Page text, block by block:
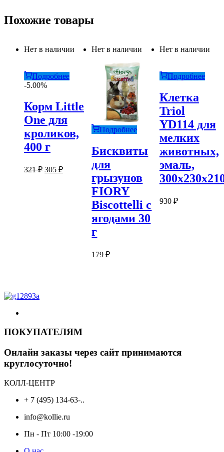
Похожие товары
Нет в наличии
Подробнее
-5.00%
Корм Little
One для
кроликов,
400 г
321₽ Первоначальная
305 ₽Текущая
Нет в наличии
Подробнее
Бисквиты
для
грызунов
FIORY
Biscottelli с
ягодами 30
г
179₽
Нет в наличии
Подробнее
Клетка
Triol
YD114 для
мелких
животных,
эмаль,
930 ₽
ПОКУПАТЕЛЯМ
Онлайн заказы через сайт принимаются
круглосуточно!
КОЛЛ-ЦЕНТР
+ 7 (495) 134-63-..
info@kollie.ru
Пн - Пт 10:00 -19:00